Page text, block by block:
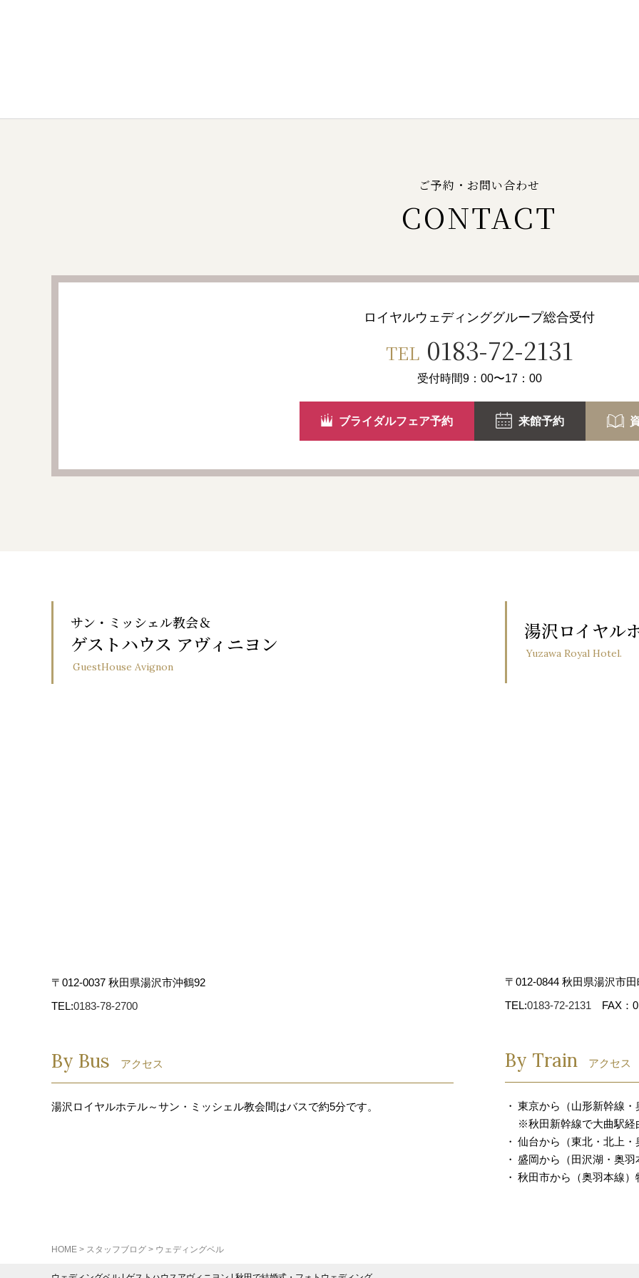
ご予約・お問い合わせ
CONTACT
ロイヤルウェディンググループ総合受付
TEL 0183-72-2131
受付時間9：00〜17：00
ブライダルフェア予約 来館予約
サン・ミッシェル教会＆
ゲストハウス アヴィニヨン
GuestHouse Avignon
〒012-0037 秋田県湯沢市沖鶴92
TEL:0183-78-2700
By Bus アクセス
湯沢ロイヤルホテル～サン・ミッシェル教会間はバスで約5分です。
湯沢ロイヤル
Yuzawa Royal Hotel.
〒012-0844 秋田県湯沢市
TEL:0183-72-2131 FAX：
By Train アクセス
東京から（山形新幹線
※秋田新幹線で大曲駅経
仙台から（東北・北上
盛岡から（田沢湖・奥
秋田市から（奥羽本線
HOME > スタッフブログ > ウェディングベル